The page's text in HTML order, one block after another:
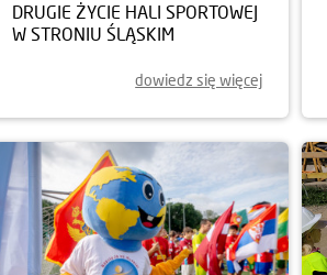
DRUGIE ŻYCIE HALI SPORTOWEJ
W STRONIU ŚLĄSKIM
dowiedz się więcej